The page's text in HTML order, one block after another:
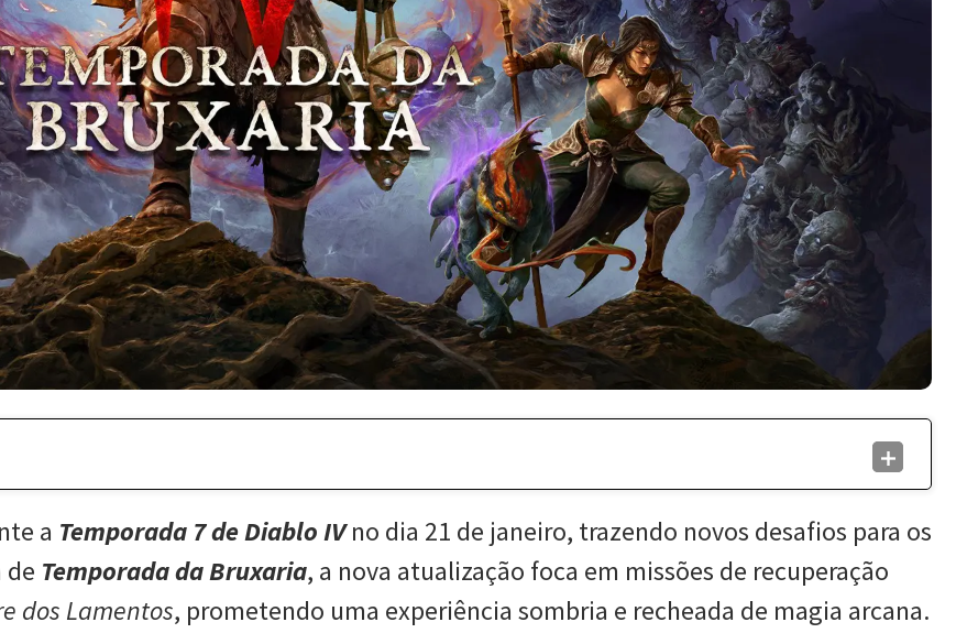
a Temporada 7 de Diablo IVno dia 21 de janeiro, trazendo novos desafios para os
de Temporada da Bruxaria, a nova atualização foca em missões de recuperação
dos Lamentos, prometendo uma experiência sombria e recheada de magia arcana.